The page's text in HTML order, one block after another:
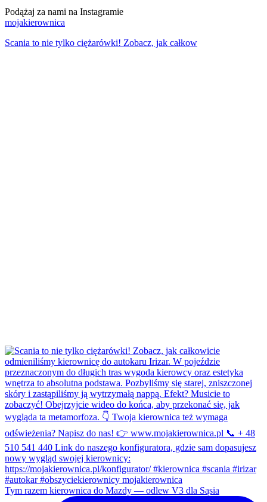
Podążaj za nami na Instagramie
mojakierownica
Scania to nie tylko ciężarówki! Zobacz, jak całkow
Tym razem kierownica do Mazdy — odlew V3 dla Sąsia